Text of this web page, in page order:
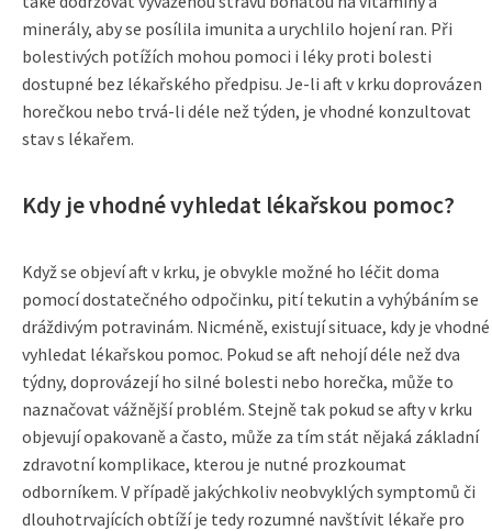
minerály, aby se posílila imunita a urychlilo hojení ran. Při
bolestivých potížích mohou pomoci i léky proti bolesti
dostupné bez lékařského předpisu. Je-li aft v krku doprovázen
horečkou nebo trvá-li déle než týden, je vhodné konzultovat
stav s lékařem.
Kdy je vhodné vyhledat lékařskou pomoc?
Když se objeví aft v krku, je obvykle možné ho léčit doma
pomocí dostatečného odpočinku, pití tekutin a vyhýbáním se
dráždivým potravinám. Nicméně, existují situace, kdy je vhodné
vyhledat lékařskou pomoc. Pokud se aft nehojí déle než dva
týdny, doprovázejí ho silné bolesti nebo horečka, může to
naznačovat vážnější problém. Stejně tak pokud se afty v krku
objevují opakovaně a často, může za tím stát nějaká základní
zdravotní komplikace, kterou je nutné prozkoumat
odborníkem. V případě jakýchkoliv neobvyklých symptomů či
dlouhotrvajících obtíží je tedy rozumné navštívit lékaře pro